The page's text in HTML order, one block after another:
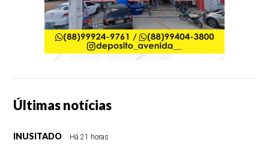
Últimas notícias
INUSITADO Há 21 horas